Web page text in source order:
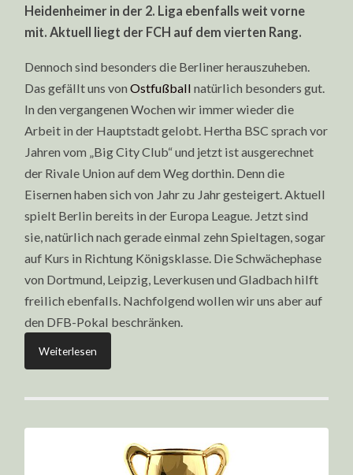
Heidenheimer in der 2. Liga ebenfalls weit vorne
mit. Aktuell liegt der FCH auf dem vierten Rang.
Dennoch sind besonders die Berliner herauszuheben.
Das gefällt uns vonOstfußball natürlich besonders gut.
In den vergangenen Wochen wir immer wieder die
Arbeit in der Hauptstadt gelobt. Hertha BSC sprach vor
Jahren vom „Big City Club“ und jetzt ist ausgerechnet
der Rivale Union auf dem Weg dorthin. Denn die
Eisernen haben sich von Jahr zu Jahr gesteigert. Aktuell
spielt Berlin bereits in der Europa League. Jetzt sind
sie, natürlich nach gerade einmal zehn Spieltagen, sogar
auf Kurs in Richtung Königsklasse. Die Schwächephase
von Dortmund, Leipzig, Leverkusen und Gladbach hilft
freilich ebenfalls. Nachfolgend wollen wir uns aber auf
den DFB-Pokal beschränken.
Weiterlesen